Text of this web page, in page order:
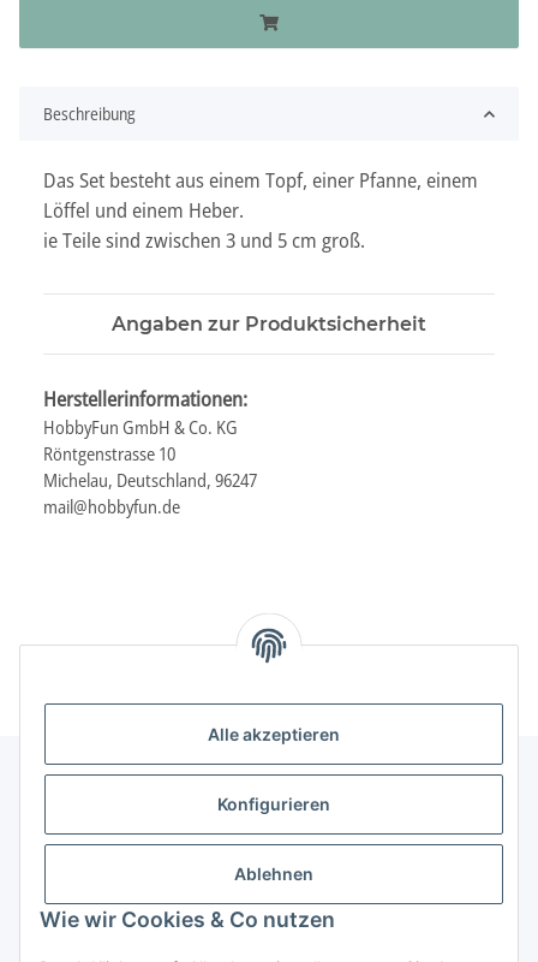
Alle akzeptieren
Konfigurieren
Ablehnen
Wie wir Cookies & Co nutzen
Beschreibung
Das Set besteht aus einem Topf, einer Pfanne, einem
Löffel und einem Heber.
ie Teile sind zwischen 3 und 5 cm groß.
Angaben zur Produktsicherheit
Herstellerinformationen:
HobbyFun GmbH & Co. KG
Röntgenstrasse 10
Michelau, Deutschland, 96247
mail@hobbyfun.de
Informationen
Gesetzliche Informationen